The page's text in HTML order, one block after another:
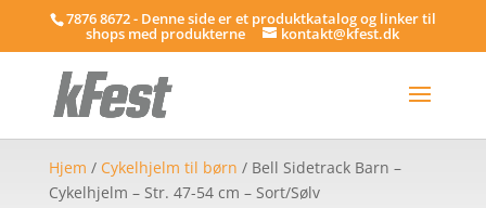
7876 8672 - Denne side er et produktkatalog og linker til
shops med produkterne kontakt@kfest.dk
Hjem / Cykelhjelm til børn / Bell Sidetrack Barn –
Cykelhjelm – Str. 47-54 cm – Sort/Sølv